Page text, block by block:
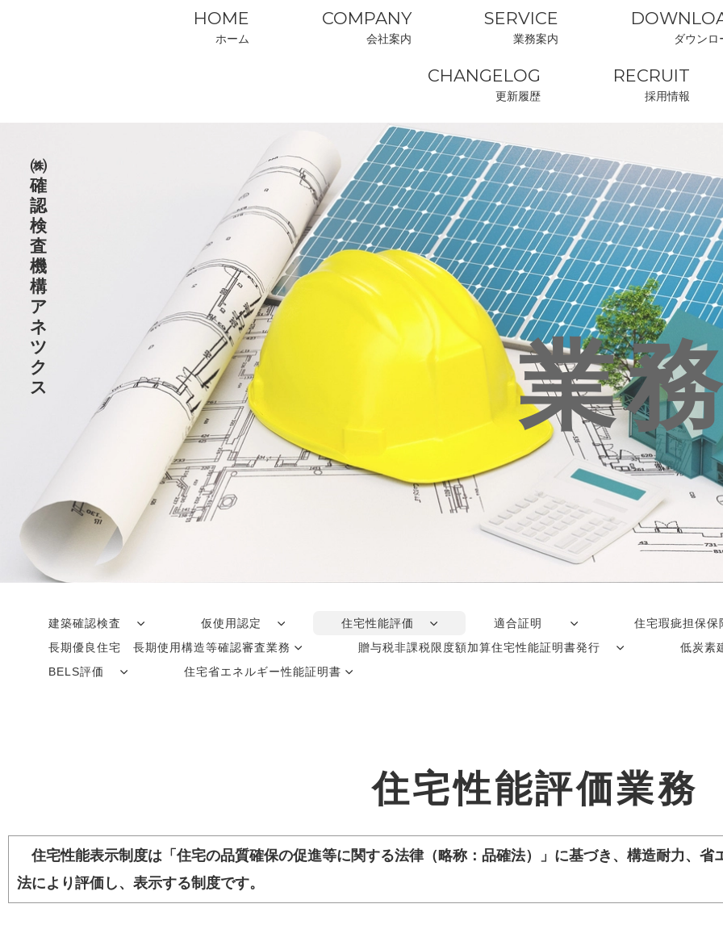
HOME
ホーム
COMPANY
会社案内
SERVICE
業務案内 ダウンロ
CHANGELOG
更新履歴
RECRUIT
採用情報
㈱
確
認
検
査
機
構
ア
ネ
ツ
ク
ス
業
建築確認検査 仮使用認定 住宅性能評価 適合証明
住宅瑕疵担保
長期優良住宅 長期使用構造等確認審査業務
贈与税非課税限度額加算住宅性能証明書発行 低炭
BELS評価
住宅省エネルギー性能証明書
住宅性能評価業務
住宅性能表示制度は「住宅の品質確保の促進等に関する法律（略称：品確法）」に基づき、構造耐力、
法により評価し、表示する制度です。